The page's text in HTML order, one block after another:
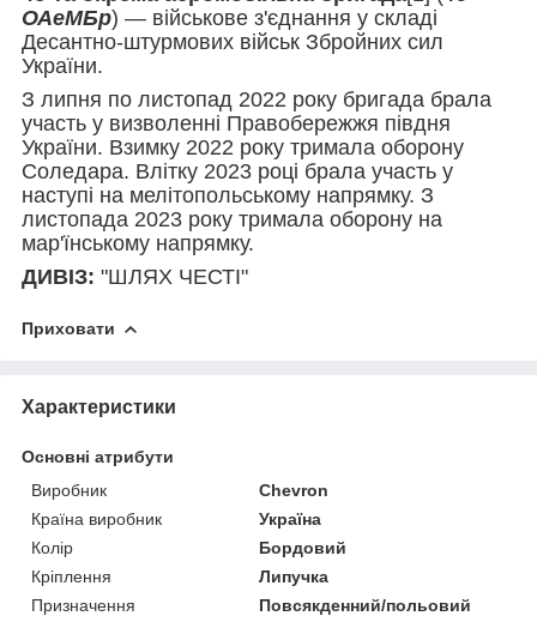
ОАеМБр) — військове з'єднання у складі
Десантно-штурмових військ Збройних сил
України.
З липня по листопад 2022 року бригада брала
участь у визволенні Правобережжя півдня
України. Взимку 2022 року тримала оборону
Соледара. Влітку 2023 році брала участь у
наступі на мелітопольському напрямку. З
листопада 2023 року тримала оборону на
мар'їнському напрямку.
ДИВІЗ: "ШЛЯХ ЧЕСТІ"
Приховати
Характеристики
Основні атрибути
Виробник
Chevron
Країна виробник
Україна
Колір
Бордовий
Кріплення
Липучка
Призначення
Повсякденний/польовий